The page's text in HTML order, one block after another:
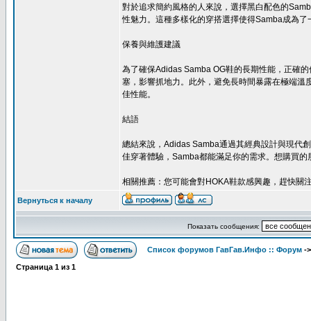
對於追求簡約風格的人來說，選擇黑白配色的
性魅力。這種多樣化的穿搭選擇使得Samba成為了
保養與維護建議
為了確保Adidas Samba OG鞋的長期性能，正確
塞，影響抓地力。此外，避免長時間暴露在極端
佳性能。
結語
總結來說，Adidas Samba通過其經典設計與現代
佳穿著體驗，Samba都能滿足你的需求。想購買的
相關推薦：您可能會對HOKA鞋款感興趣，趕快關
Вернуться к началу
Показать сообщения:
Список форумов ГавГав.Инфо :: Форум -
Страница 1 из 1